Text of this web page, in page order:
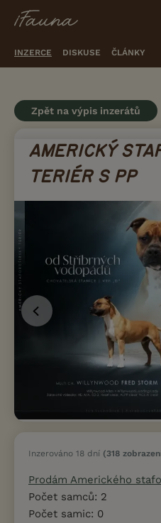
INZERCE DISKUSE ČLÁNKY
Zpět na výpis inzerátů
Inzerováno 18 dní (318
Prodám Amerického
Počet samců: 2
Počet samic: 0
AMERICKÝ
TERIÉR S PP